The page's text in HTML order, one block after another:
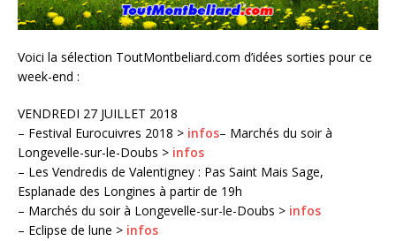
Voici la sélection ToutMontbeliard.com d’idées sorties pour ce
week-end :
VENDREDI 27 JUILLET 2018
– Festival Eurocuivres 2018 > infos– Marchés du soir à
Longevelle-sur-le-Doubs > infos
– Les Vendredis de Valentigney : Pas Saint Mais Sage,
Esplanade des Longines à partir de 19h
– Marchés du soir à Longevelle-sur-le-Doubs > infos
– Eclipse de lune > infos